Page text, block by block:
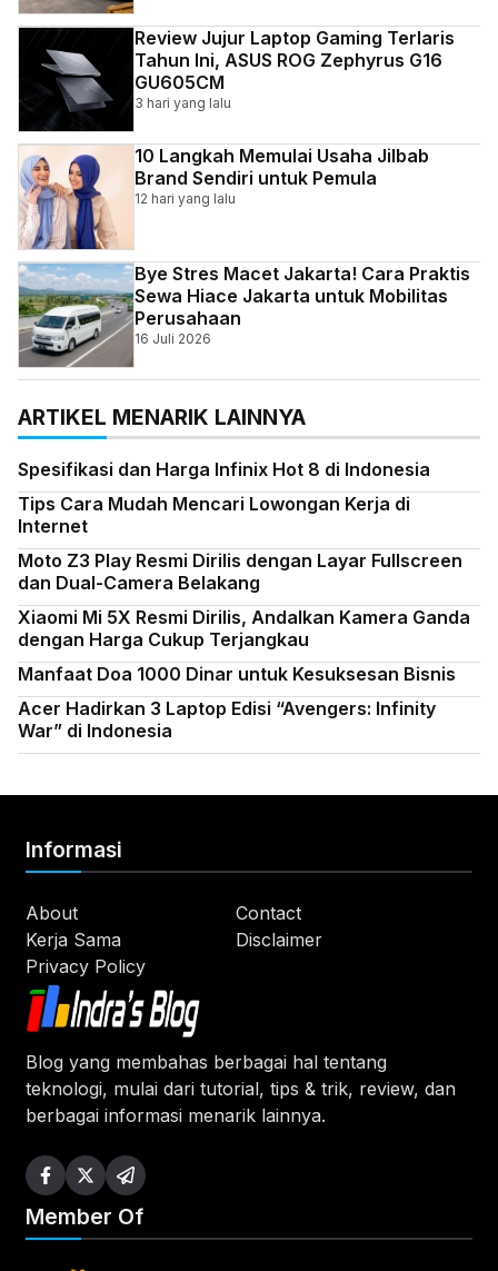
Review Jujur Laptop Gaming Terlaris
Tahun Ini, ASUS ROG Zephyrus G16
GU605CM
3 hari yang lalu
10 Langkah Memulai Usaha Jilbab
Brand Sendiri untuk Pemula
12 hari yang lalu
Bye Stres Macet Jakarta! Cara Praktis
Sewa Hiace Jakarta untuk Mobilitas
Perusahaan
16 Juli 2026
ARTIKEL MENARIK LAINNYA
Spesifikasi dan Harga Infinix Hot 8 di Indonesia
Tips Cara Mudah Mencari Lowongan Kerja di
Internet
Moto Z3 Play Resmi Dirilis dengan Layar Fullscreen
dan Dual-Camera Belakang
Xiaomi Mi 5X Resmi Dirilis, Andalkan Kamera Ganda
dengan Harga Cukup Terjangkau
Manfaat Doa 1000 Dinar untuk Kesuksesan Bisnis
Acer Hadirkan 3 Laptop Edisi “Avengers: Infinity
War” di Indonesia
Blog yang membahas berbagai hal tentang
teknologi, mulai dari tutorial, tips & trik, review, dan
berbagai informasi menarik lainnya.
Informasi
About
Contact
Kerja Sama
Disclaimer
Privacy Policy
Member Of